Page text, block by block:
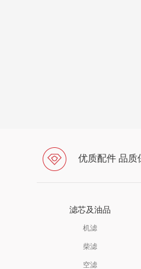
优质配件 品质
滤芯及油品
机滤
柴滤
空滤